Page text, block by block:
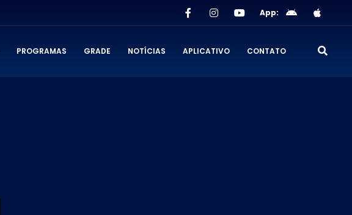
App:
PROGRAMAS GRADE NOTÍCIAS APLICATIVO CONTATO